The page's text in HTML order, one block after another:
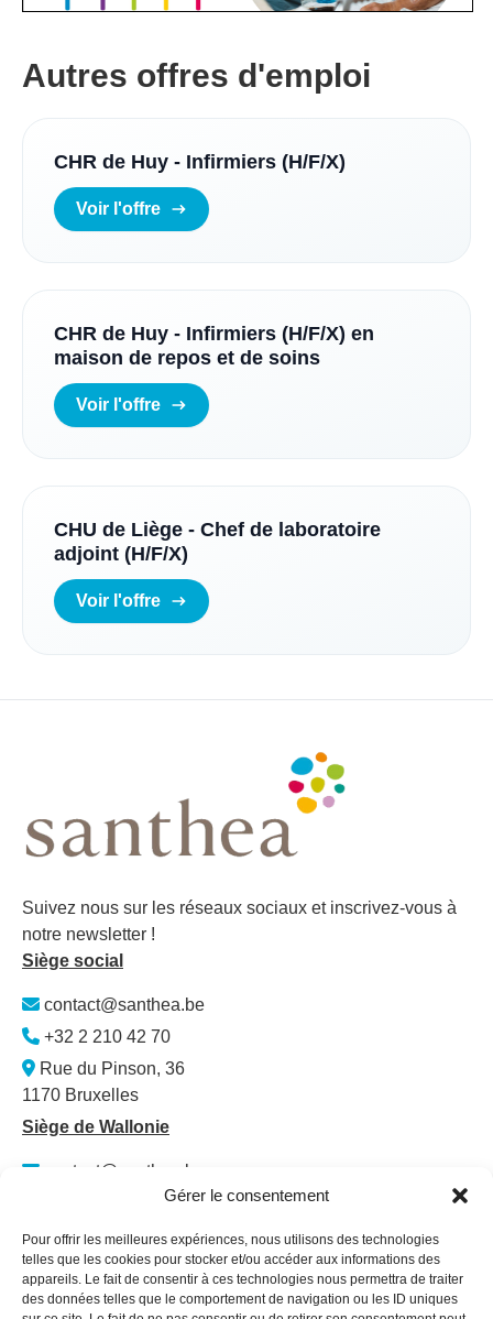
Gérer le consentement
Pour offrir les meilleures expériences, nous utilisons des technologies
telles que les cookies pour stocker et/ou accéder aux informations des
appareils. Le fait de consentir à ces technologies nous permettra de traiter
des données telles que le comportement de navigation ou les ID uniques
Autres offres d'emploi
CHR de Huy - Infirmiers (H/F/X)
Voir l'offre
CHR de Huy - Infirmiers (H/F/X) en
maison de repos et de soins
Voir l'offre
CHU de Liège - Chef de laboratoire
adjoint (H/F/X)
Voir l'offre
Suivez nous sur les réseaux sociaux et inscrivez-vous à
notre newsletter !
Siège social
contact@santhea.be
+32 2 210 42 70
Rue du Pinson, 36
1170 Bruxelles
Siège de Wallonie
contact@santhea.be
Namur Office Park
Av. des Dessus-de-Lives – bât. 12 – ét. 4
5101 Loyers
Plan du site